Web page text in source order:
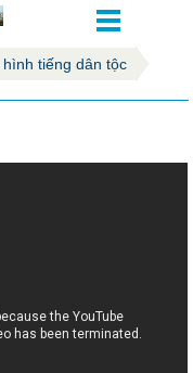
hình tiếng dân tộc